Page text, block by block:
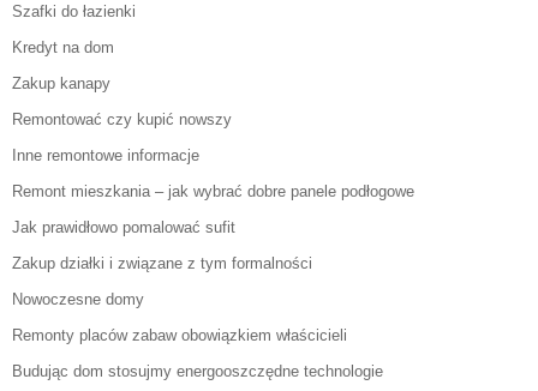
Szafki do łazienki
Kredyt na dom
Zakup kanapy
Remontować czy kupić nowszy
Inne remontowe informacje
Remont mieszkania – jak wybrać dobre panele podłogowe
Jak prawidłowo pomalować sufit
Zakup działki i związane z tym formalności
Nowoczesne domy
Remonty placów zabaw obowiązkiem właścicieli
Budując dom stosujmy energooszczędne technologie